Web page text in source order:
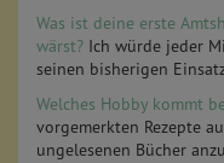
Was ist deine erste
wärst? Ich würde jeder
seinen bisherigen
Welches Hobby kommt
vorgemerkten Rezepte
ungelesenen Bücher